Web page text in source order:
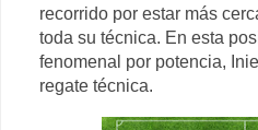
recorrido por estar más
toda su técnica. En esta
fenomenal por potencia,
regate técnica.